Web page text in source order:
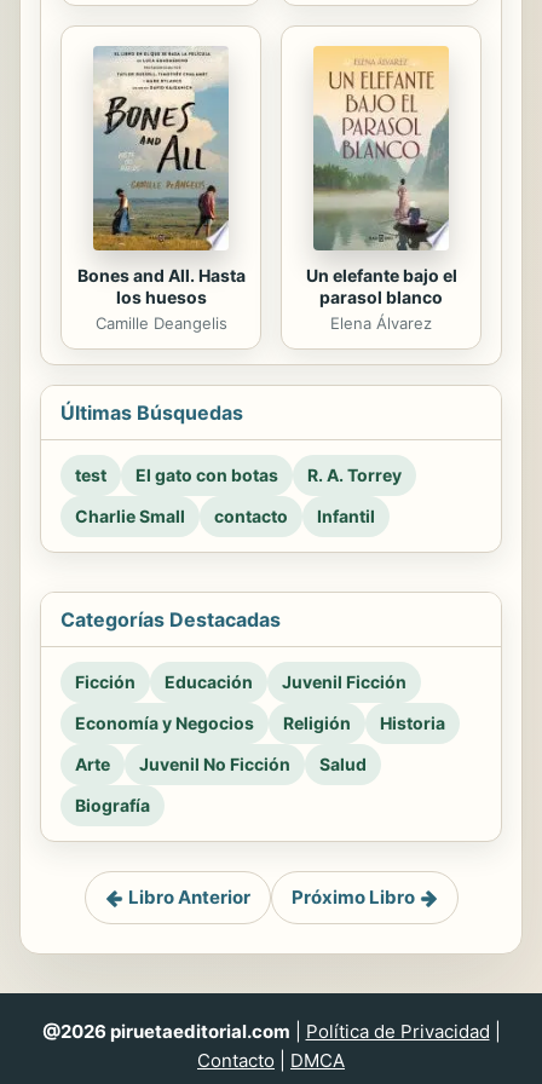
Bones and All. Hasta
los huesos
Camille Deangelis
Un elefante bajo el
parasol blanco
Elena Álvarez
Últimas Búsquedas
test El gato con botas
R. A. Torrey
Charlie Small
contacto Infantil
Categorías Destacadas
Ficción Educación
Juvenil Ficción
Economía y Negocios
Religión
Historia
Arte
Juvenil No Ficción
Salud
Biografía
Libro Anterior Próximo Libro
@2026 piruetaeditorial.com Política de Privacidad
Contacto
DMCA